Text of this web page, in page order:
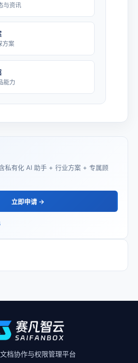
与资讯
方案
能力
私有化 AI 助手 + 行业方案 + 专属顾
立即申请 →
档协作与权限管理平台